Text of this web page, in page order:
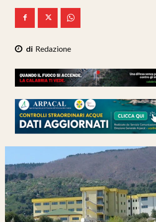
We Calabria
Mix Zone
Redazione